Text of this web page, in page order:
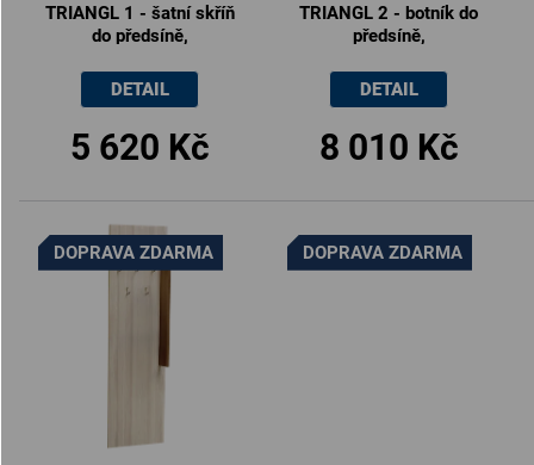
TRIANGL 1 - šatní skříň
do předsíně,
5 620 Kč
DETAIL
TRIANGL 2 - botník do
předsíně,
8 010 Kč
DETAIL
DOPRAVA ZDARMA DOPRAVA ZDARMA